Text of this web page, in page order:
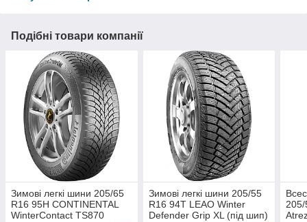
Подібні товари компанії
Зимові легкі шини 205/65
R16 95H CONTINENTAL
WinterContact TS870
Зимові легкі шини 205/55
R16 94T LEAO Winter
Defender Grip XL (під шип)
205/